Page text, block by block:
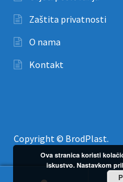
Zaštita privatnosti
O nama
Kontakt
Copyright © BrodPlast.
Ova stranica koristi
iskustvo. Nastavkom